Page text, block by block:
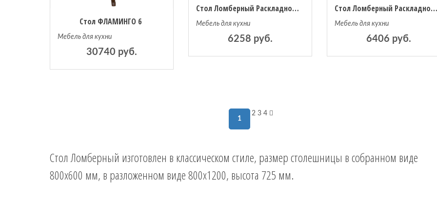
Стол ФЛАМИНГО 6
Мебель для кухни
30740 руб.
Стол Ломберный Раскладной 600х600
Мебель для кухни
6258 руб.
Стол Ломберный
Мебель для кухни
6406 руб.
1
234
Стол Ломберный изготовлен в классическом стиле, размер столешницы в собранном виде
800х600 мм, в разложенном виде 800х1200, высота 725 мм.